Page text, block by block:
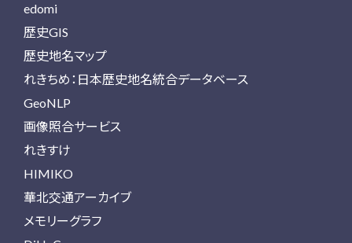
edomi
歴史GIS
歴史地名マップ
れきちめ：日本歴史地名統合データベース
GeoNLP
画像照合サービス
れきすけ
HIMIKO
華北交通アーカイブ
メモリーグラフ